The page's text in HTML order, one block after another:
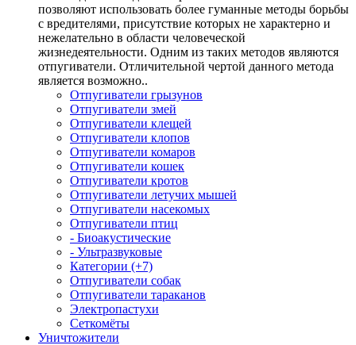
позволяют использовать более гуманные методы борьбы
с вредителями, присутствие которых не характерно и
нежелательно в области человеческой
жизнедеятельности. Одним из таких методов являются
отпугиватели. Отличительной чертой данного метода
является возможно..
Отпугиватели грызунов
Отпугиватели змей
Отпугиватели клещей
Отпугиватели клопов
Отпугиватели комаров
Отпугиватели кошек
Отпугиватели кротов
Отпугиватели летучих мышей
Отпугиватели насекомых
Отпугиватели птиц
- Биоакустические
- Ультразвуковые
Категории (+7)
Отпугиватели собак
Отпугиватели тараканов
Электропастухи
Сеткомёты
Уничтожители